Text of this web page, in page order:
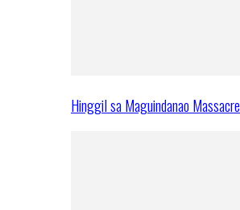
Hinggil sa Maguindanao Massacre